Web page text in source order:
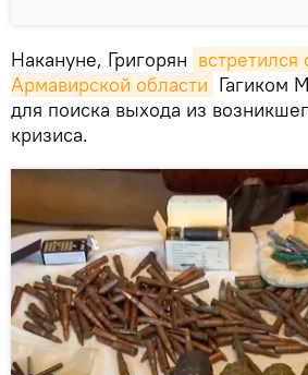
Накануне, Григорян встретился
Армавирской области Гагиком
для поиска выхода из
кризиса.